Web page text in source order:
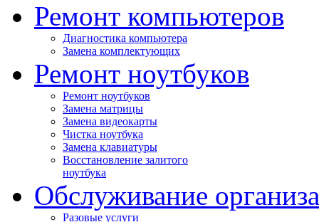
Ремонт компьютеров
Диагностика компьютера
Замена комплектующих
Ремонт ноутбуков
Ремонт ноутбуков
Замена матрицы
Замена видеокарты
Чистка ноутбука
Замена клавиатуры
Восстановление залитого
ноутбука
Обслуживание
Разовые услуги